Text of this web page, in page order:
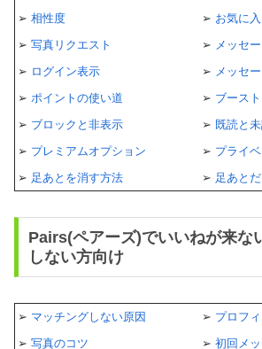
➢ 相性度 ➢ お気に入
➢ 写真リクエスト ➢ メッセ
➢ ログイン表示 ➢ メッセ
➢ ポイントの使い道 ➢ ブースト
➢ ブロックと非表示 ➢ 既読と
➢ プレミアムオプション ➢ プライ
➢ 足あとを消す方法 ➢ 足あと
Pairs(ペアーズ)でいいねが来な
しない方向け
➢ マッチングしない原因 ➢ プロフ
➢ 写真のコツ ➢ 初回メ